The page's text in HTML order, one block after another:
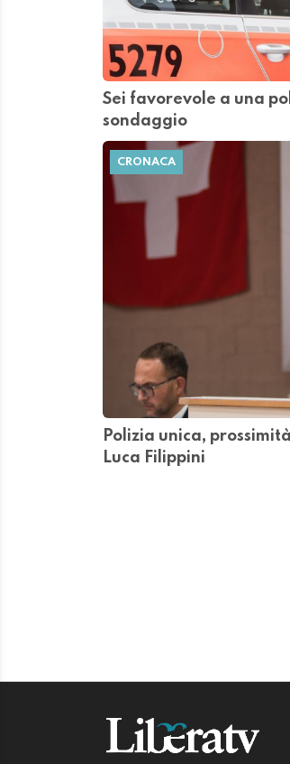
Sei favorevole a una
sondaggio
CRONACA
Polizia unica,
Luca Filippini